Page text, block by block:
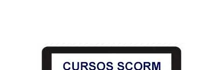
Curso Gratis Introducción a las Nuevas T
ecnologías pequeño comercio (20 horas)
Curso Gratis Decoracion de escaparates